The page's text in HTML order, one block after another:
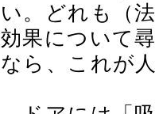
い。どれも（
効果について
なら、これが